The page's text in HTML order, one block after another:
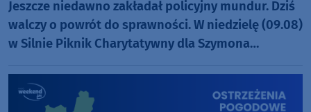
Jeszcze niedawno zakładał policyjny mundur. Dziś
walczy o powrót do sprawności. W niedzielę (09.08)
w Silnie Piknik Charytatywny dla Szymona